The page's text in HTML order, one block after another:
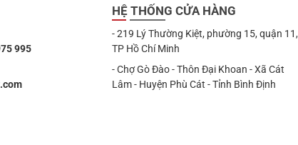
995
HỆ THỐNG CỬA HÀNG
- 219 Lý Thường Kiệt, phường 15, quận 11,
TP Hồ Chí Minh
- Chợ Gò Đào - Thôn Đại Khoan - Xã Cát
Lâm - Huyện Phù Cát - Tỉnh Bình Định